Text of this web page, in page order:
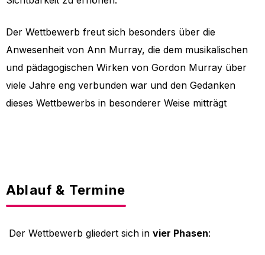
Der Wettbewerb freut sich besonders über die
Anwesenheit von Ann Murray, die dem musikalischen
und pädagogischen Wirken von Gordon Murray über
viele Jahre eng verbunden war und den Gedanken
dieses Wettbewerbs in besonderer Weise mitträgt
Ablauf & Termine
Der Wettbewerb gliedert sich in vier Phasen: